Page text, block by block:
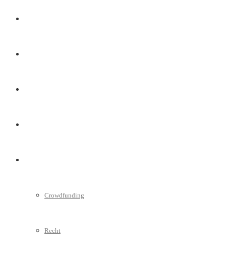
Crowdfunding
Recht